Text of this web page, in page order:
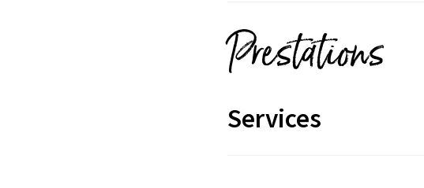
Prestations
Services